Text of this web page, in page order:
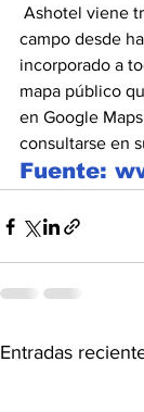
campo desde
incorporado a
mapa público
en Google
consultarse en
Fuente:
Entradas